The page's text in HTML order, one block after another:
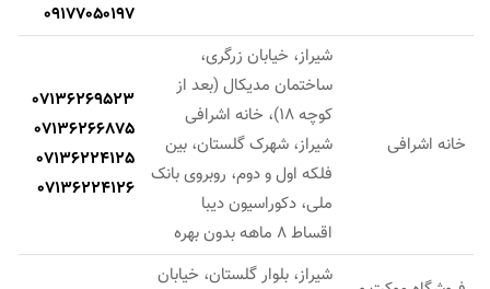
09177050197
خانه اشرافی
شیراز، خیابان زرگری،
ساختمان مدیکال (بعد از
کوچه 18)، خانه اشرافی
شیراز، شهرک گلستان، بین
فلکه اول و دوم، روبروی بانک
ملی، دکوراسیون دیبا
اقساط 8 ماهه بدون بهره
07136269523
07136266875
07136224125
07136224126
شیراز، بلوار گلستان، خیابان